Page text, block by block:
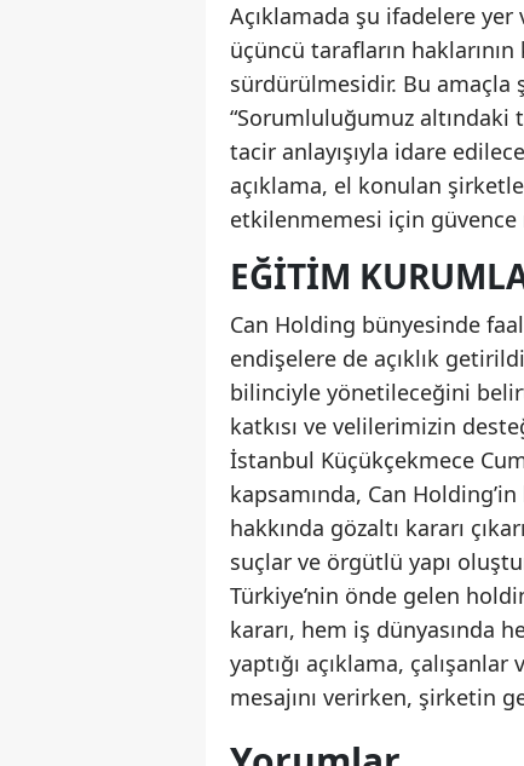
Açıklamada şu ifadelere yer
üçüncü tarafların
sürdürülmesidir. Bu amaçla
“Sorumluluğumuz
tacir anlayışıyla idare
açıklama, el konulan
etkilenmemesi için
EĞITIM
Can Holding bünyesinde
endişelere de açıklık
bilinciyle yönetileceğini
katkısı ve velilerimizin
İstanbul Küçükçekmece
kapsamında, Can
hakkında gözaltı kararı
suçlar ve örgütlü yapı
Türkiye’nin önde gelen
kararı, hem iş dünyasında
yaptığı açıklama,
mesajını verirken, şirketin